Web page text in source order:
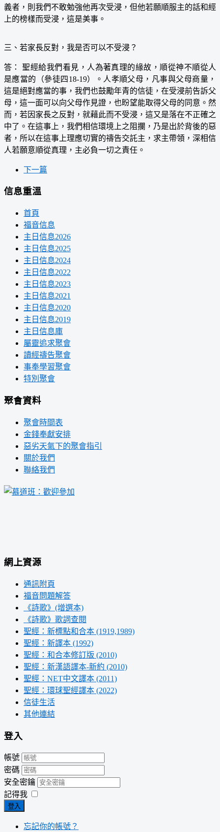
義者，則我們不敢勉強他再次受浸，但他若願順服主的話和經
上的榜樣而受浸，這是美事。
三、若家長反對，我是否可以不受浸？
答： 聖經給我們看見，人為著真理的緣故，順從神不順從人
是應當的（參徒四18-19）。人孝順父母，凡事與父母商量，
這是絕對應當的事，我們也鼓勵年青的信徒，在受浸前告訴父
母，這一面可以向父母作見證，也盼望能取得父母的同意。然
而，若因家長之反對，就藉此而不受浸，這又是落在不正確之
中了。在這事上，我們相信環境上之阻攔，乃是出於背後的惡
者，所以在這事上理應切實的禱告交託主，求主帶領，深相信
人若願意順從真理，主必負一切之責任。
下一篇
信息重溫
首頁
福音信息
主日信息2026
主日信息2025
主日信息2024
主日信息2022
主日信息2023
主日信息2021
主日信息2020
主日信息2019
主日信息庫
屬靈追求聚會
讀經禱告聚會
事奉學習聚會
特別聚會
聚會資料
聚會時間表
金錢奉獻安排
惡劣天氣下的聚會指引
關於我們
聯絡我們
網上資源
通訊附頁
福音問題解答
《詩歌》(增選本)
《詩歌》歌詞查閱
聖經：新標點和合本 (1919,1989)
聖經：新譯本 (1992)
聖經：和合本修訂版 (2010)
聖經：新漢語譯本-新約 (2010)
聖經：NET中文譯本 (2011)
聖經：環球聖經譯本 (2022)
信徒生活
其他連結
登入
帳號
密碼
安全密鑰
記得我
登入
忘記你的帳號？